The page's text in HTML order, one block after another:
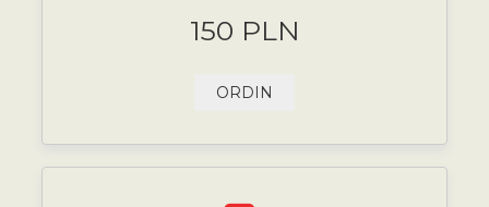
150 PLN
ORDIN